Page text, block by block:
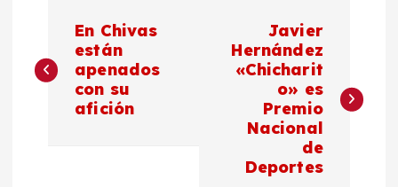
a
En Chivas
están
apenados
con su
afición
Javier
Hernández
«Chicharit
o» es
Premio
Nacional
de
Deportes